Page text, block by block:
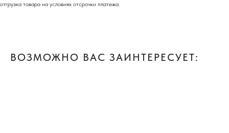
отгрузка товара на условиях отсрочки платежа.
ВОЗМОЖНО ВАС ЗАИНТЕРЕСУЕТ: